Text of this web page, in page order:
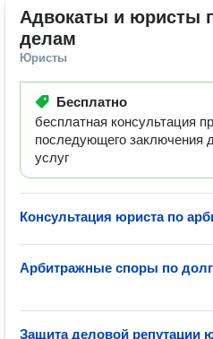
Адвокаты и юристы
делам
Юристы
Бесплатно
бесплатная консультация
последующего заключения
услуг
Консультация юриста по
Арбитражные споры по
Защита деловой репутации